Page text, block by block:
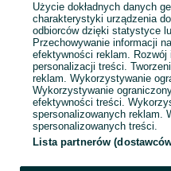
Zadzwoń / SMS
Użycie dokładnych danych
charakterystyki urządzenia
odbiorców dzięki statystyce
Przechowywanie informacji
efektywności reklam. Rozwój
personalizacji treści.
reklam. Wykorzystywanie
Wykorzystywanie
efektywności treści.
spersonalizowanych reklam.
spersonalizowanych treści.
Lista partnerów